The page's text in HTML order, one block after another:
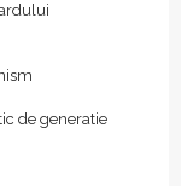
de generatie